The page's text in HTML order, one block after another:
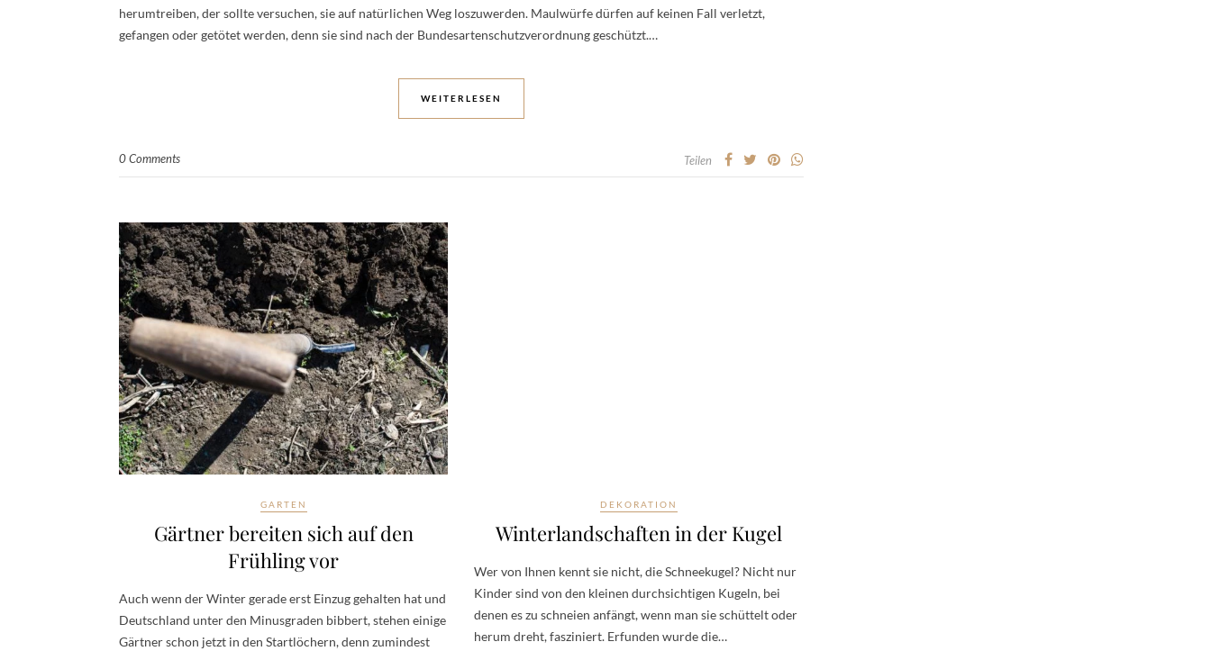
herumtreiben, der sollte versuchen, sie auf natürlichen Weg loszuwerden. Maulwürfe dürfen auf keinen Fall verletzt,
gefangen oder getötet werden, denn sie sind nach der Bundesartenschutzverordnung geschützt.…
WEITERLESEN
0 Comments Teilen
GARTEN
Gärtner bereiten sich auf den
Frühling vor
Auch wenn der Winter gerade erst Einzug gehalten hat und
Deutschland unter den Minusgraden bibbert, stehen einige
Gärtner schon jetzt in den Startlöchern, denn zumindest
DEKORATION
Winterlandschaften in der Kugel
Wer von Ihnen kennt sie nicht, die Schneekugel? Nicht nur
Kinder sind von den kleinen durchsichtigen Kugeln, bei
denen es zu schneien anfängt, wenn man sie schüttelt oder
herum dreht, fasziniert. Erfunden wurde die…